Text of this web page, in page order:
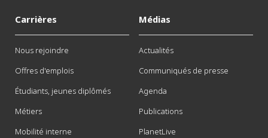
Carrières
Nous rejoindre
Offres d'emplois
Étudiants, jeunes diplômés
Métiers
Mobilité interne
Médias
Actualités
Communiqués de presse
Agenda
Publications
PlanetLive